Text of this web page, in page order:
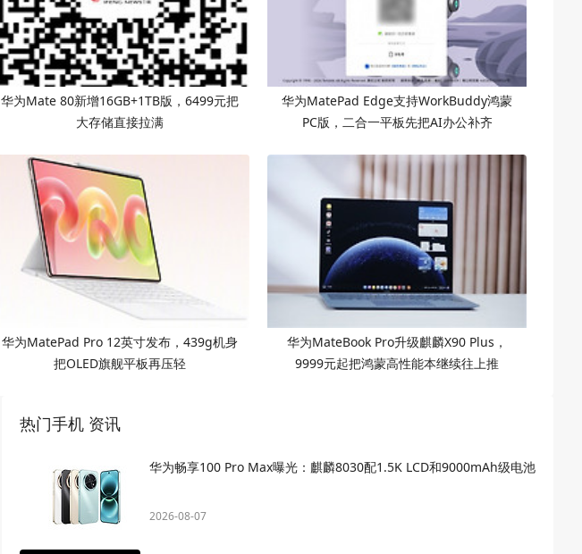
华为Mate 80新增16GB+1TB版，6499元把
大存储直接拉满
华为MatePad Edge支持WorkBuddy鸿蒙
PC版，二合一平板先把AI办公补齐
华为MatePad Pro 12英寸发布，439g机身
把OLED旗舰平板再压轻
华为MateBook Pro升级麒麟X90 Plus，
9999元起把鸿蒙高性能本继续往上推
热门手机 资讯
华为畅享100 Pro Max曝光：麒麟8030配1.5K LCD和9000mAh级电池
2026-08-07